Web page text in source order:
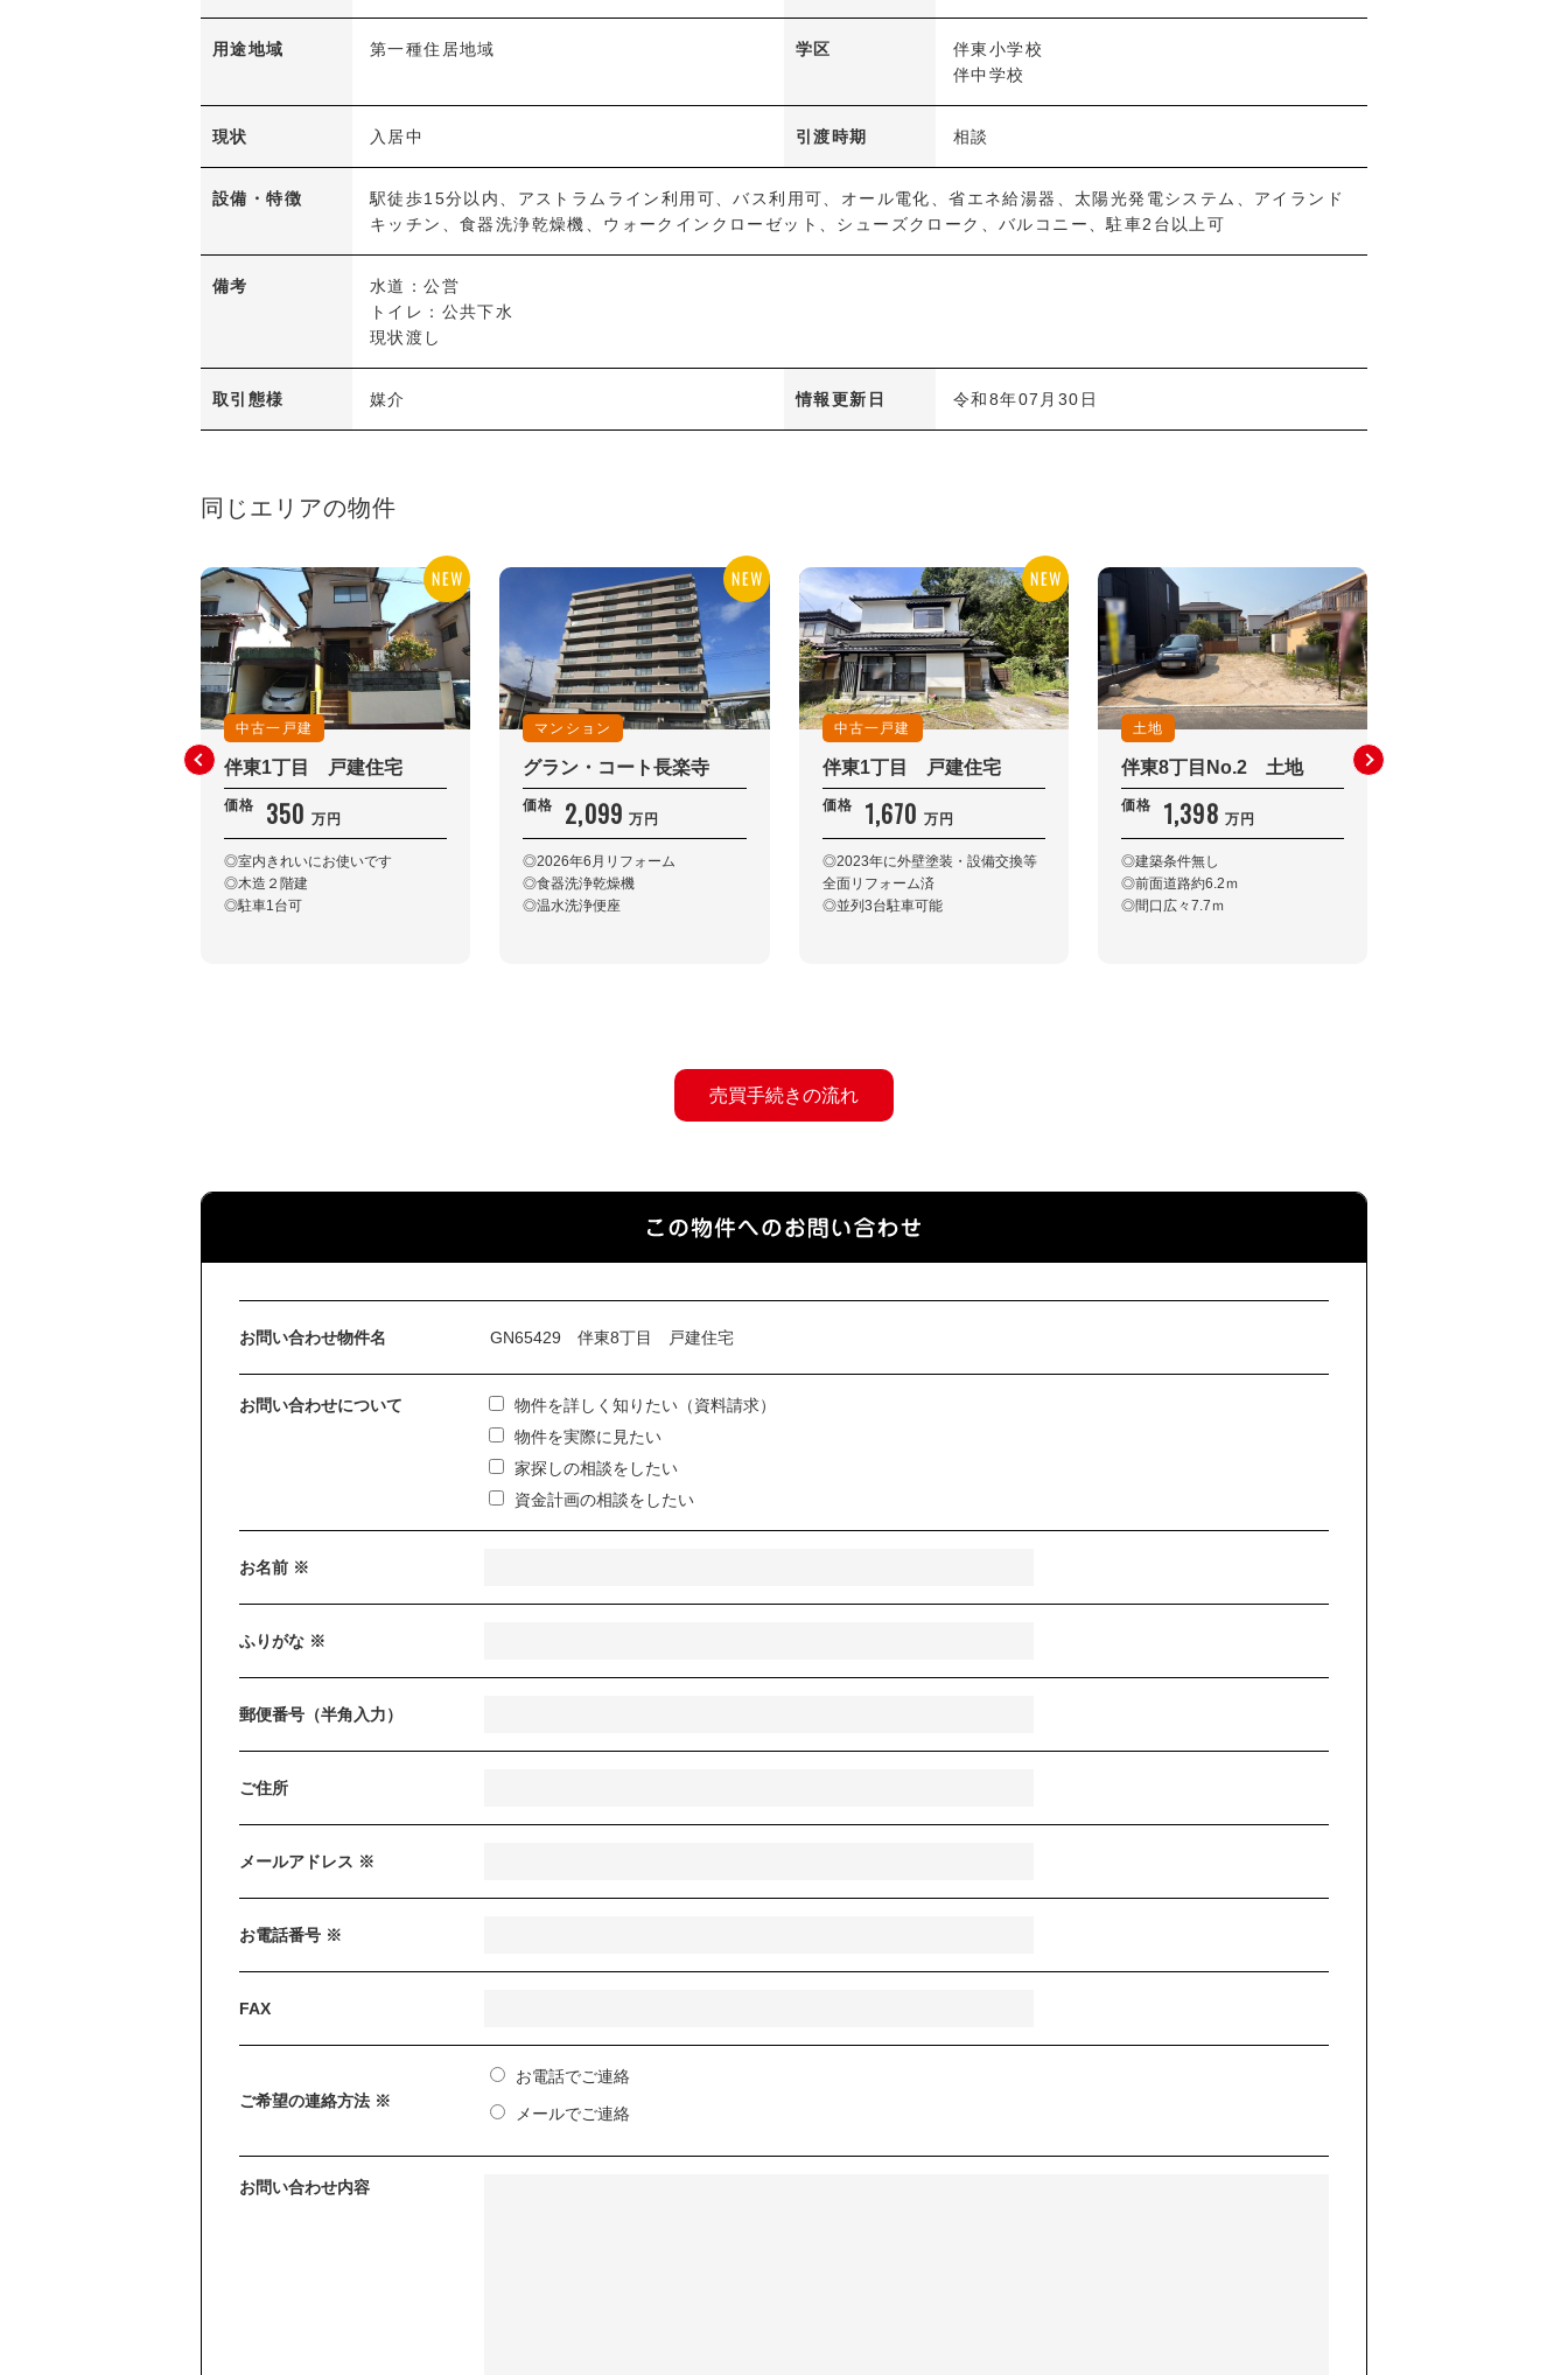
用途地域 第一種住居地域 学区
伴東小学校
伴中学校
現状 入居中 引渡時期 相談
設備・特徴
駅徒歩15分以内、アストラムライン利用可、バス利用可、オール電化、省エネ給湯器、太陽光発電システム、アイランド
キッチン、食器洗浄乾燥機、ウォークインクローゼット、シューズクローク、バルコニー、駐車2台以上可
備考
水道：公営
トイレ：公共下水
現状渡し
取引態様 媒介 情報更新日 令和8年07月30日
同じエリアの物件
中古一戸建
伴東1丁目 戸建住宅
価格 350 万円
◎室内きれいにお使いです
◎木造２階建
◎駐車1台可
マンション
グラン・コート長楽寺
価格 2,099 万円
◎2026年6月リフォーム
◎食器洗浄乾燥機
◎温水洗浄便座
中古一戸建
伴東1丁目 戸建住宅
価格 1,670 万円
◎2023年に外壁塗装・設備交換等
全面リフォーム済
◎並列3台駐車可能
土地
伴東8丁目No.2 土地
価格 1,398 万円
◎建築条件無し
◎前面道路約6.2ｍ
◎間口広々7.7ｍ
売買手続きの流れ
お問い合わせ物件名
お問い合わせについて
物件を詳しく知りたい（資料請求）
物件を実際に見たい
家探しの相談をしたい
資金計画の相談をしたい
お名前 ※
ふりがな ※
郵便番号（半角入力）
ご住所
メールアドレス ※
お電話番号 ※
FAX
ご希望の連絡方法 ※
お電話でご連絡
メールでご連絡
お問い合わせ内容